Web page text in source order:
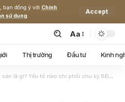
bạn đồng ý với Chính
sử dụng.
Accept
Aa
Thị trường Đầu tư Kinh
là gì? Yếu tố nào chi phối chu kỳ BĐS?